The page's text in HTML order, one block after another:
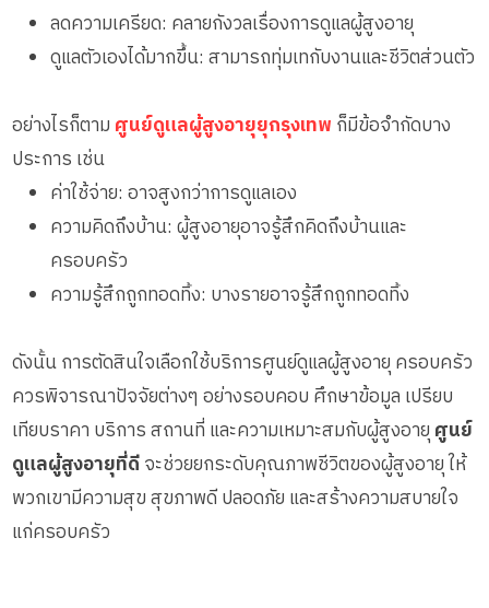
ลดความเครียด: คลายกังวลเรื่องการดูแลผู้สูงอายุ
ดูแลตัวเองได้มากขึ้น: สามารถทุ่มเทกับงานและชีวิตส่วนตัว
อย่างไรก็ตาม ศูนย์ดูแลผู้สูงอายุยุกรุงเทพ ก็มีข้อจำกัดบาง
ประการ เช่น
ค่าใช้จ่าย: อาจสูงกว่าการดูแลเอง
ความคิดถึงบ้าน: ผู้สูงอายุอาจรู้สึกคิดถึงบ้านและ
ครอบครัว
ความรู้สึกถูกทอดทิ้ง: บางรายอาจรู้สึกถูกทอดทิ้ง
ดังนั้น การตัดสินใจเลือกใช้บริการศูนย์ดูแลผู้สูงอายุ ครอบครัว
ควรพิจารณาปัจจัยต่างๆ อย่างรอบคอบ ศึกษาข้อมูล เปรียบ
เทียบราคา บริการ สถานที่ และความเหมาะสมกับผู้สูงอายุศูนย์
ดูแลผู้สูงอายุที่ดีจะช่วยยกระดับคุณภาพชีวิตของผู้สูงอายุ ให้
พวกเขามีความสุข สุขภาพดี ปลอดภัย และสร้างความสบายใจ
แก่ครอบครัว